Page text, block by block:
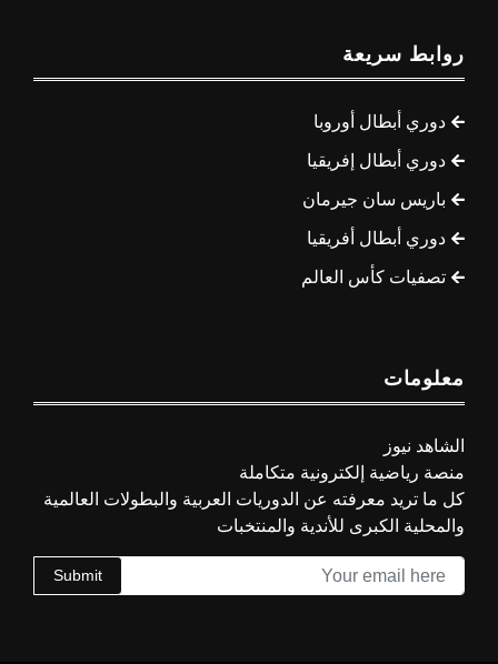
روابط سريعة
دوري أبطال أوروبا
دوري أبطال إفريقيا
باريس سان جيرمان
دوري أبطال أفريقيا
تصفيات كأس العالم
معلومات
الشاهد نيوز
منصة رياضية إلكترونية متكاملة
كل ما تريد معرفته عن الدوريات العربية والبطولات العالمية
والمحلية الكبرى للأندية والمنتخبات
Submit